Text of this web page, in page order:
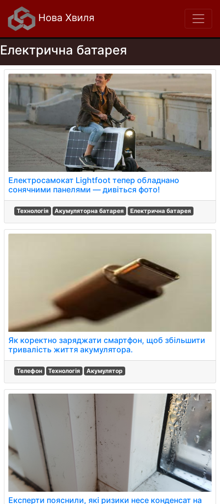
Нова Хвиля
Електрична батарея
Електросамокат Lightfoot тепер обладнано
сонячними панелями — дивіться фото!
Технологія Акумуляторна батарея Електрична батарея
Як коректно заряджати смартфон, щоб збільшити
тривалість життя акумулятора.
Телефон Технологія Акумулятор
Експерти пояснили, які ризики несе конденсат на